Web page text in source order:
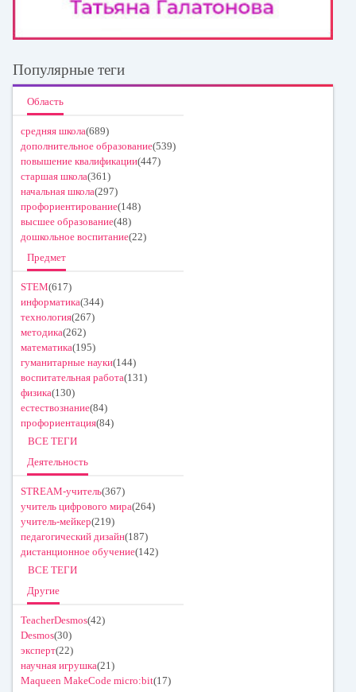
Популярные теги
Область
средняя школа(689)
дополнительное образование(539)
повышение квалификации(447)
старшая школа(361)
начальная школа(297)
профориентирование(148)
высшее образование(48)
дошкольное воспитание(22)
Предмет
STEM(617)
информатика(344)
технология(267)
методика(262)
математика(195)
гуманитарные науки(144)
воспитательная работа(131)
физика(130)
естествознание(84)
профориентация(84)
ВСЕ ТЕГИ
Деятельность
STREAM-учитель(367)
учитель цифрового мира(264)
учитель-мейкер(219)
педагогический дизайн(187)
дистанционное обучение(142)
ВСЕ ТЕГИ
Другие
TeacherDesmos(42)
Desmos(30)
эксперт(22)
научная игрушка(21)
Maqueen MakeCode micro:bit(17)